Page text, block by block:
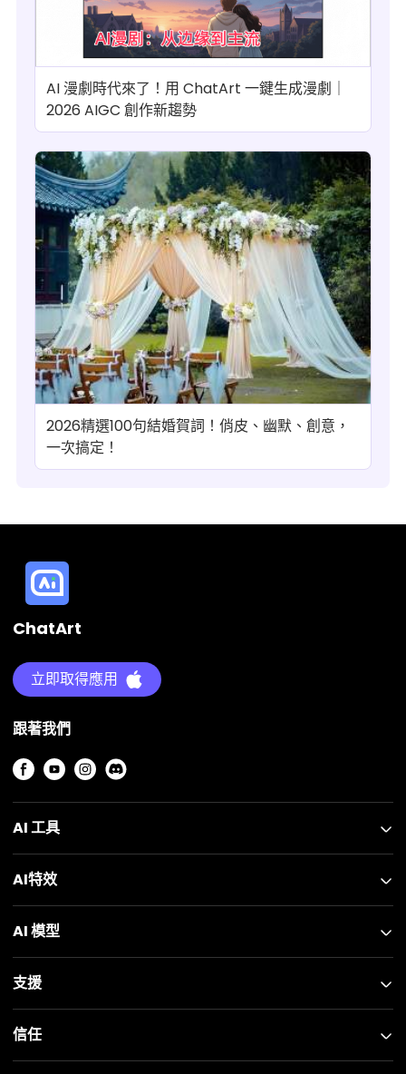
AI 漫劇時代來了！用 ChatArt 一鍵生成漫劇｜
2026 AIGC 創作新趨勢
2026精選100句結婚賀詞！俏皮、幽默、創意，
一次搞定！
ChatArt
立即取得應用
跟著我們
AI 工具
AI特效
AI 模型
支援
信任